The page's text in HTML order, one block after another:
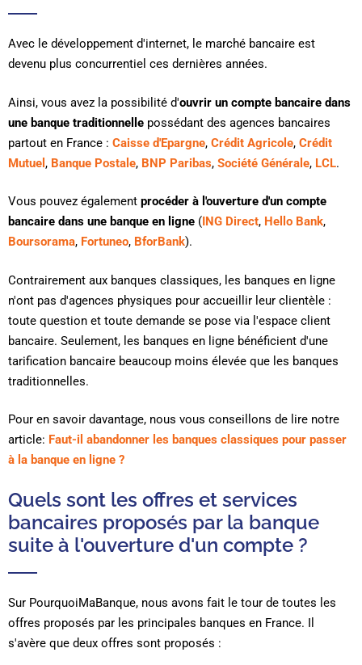
Avec le développement d'internet, le marché bancaire est
devenu plus concurrentiel ces dernières années.
Ainsi, vous avez la possibilité d'ouvrir un compte bancaire dans
une banque traditionnelle possédant des agences bancaires
partout en France : Caisse d'Epargne, Crédit Agricole, Crédit
Mutuel , Banque Postale, BNP Paribas, Société Générale, LCL.
Vous pouvez également procéder à l'ouverture d'un compte
bancaire dans une banque en ligne (ING Direct, Hello Bank,
Boursorama, Fortuneo, BforBank).
Contrairement aux banques classiques, les banques en ligne
n'ont pas d'agences physiques pour accueillir leur clientèle :
toute question et toute demande se pose via l'espace client
bancaire. Seulement, les banques en ligne bénéficient d'une
tarification bancaire beaucoup moins élevée que les banques
traditionnelles.
Pour en savoir davantage, nous vous conseillons de lire notre
article: Faut-il abandonner les banques classiques pour passer
à la banque en ligne ?
Quels sont les offres et services
bancaires proposés par la banque
suite à l'ouverture d'un compte ?
Sur PourquoiMaBanque, nous avons fait le tour de toutes les
offres proposés par les principales banques en France. Il
s'avère que deux offres sont proposés :